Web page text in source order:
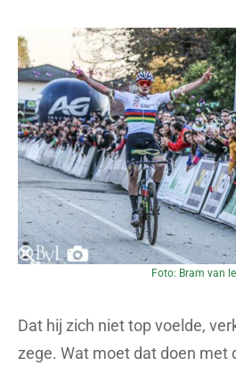
Foto: Bram van
Dat hij zich niet top voelde,
zege. Wat moet dat doen met